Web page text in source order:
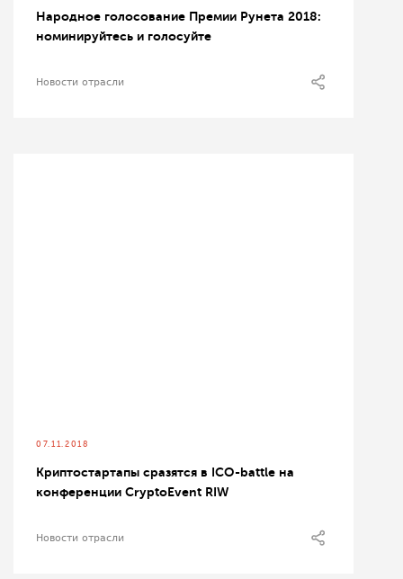
Народное голосование Премии Рунета 2018:
номинируйтесь и голосуйте
Новости отрасли
07.11.2018
Криптостартапы сразятся в ICO-battle на
конференции CryptoEvent RIW
Новости отрасли